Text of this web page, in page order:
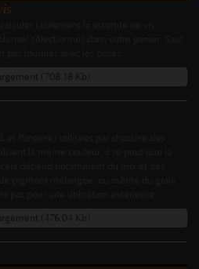
(708.18 Kb)
(476.04 Kb)